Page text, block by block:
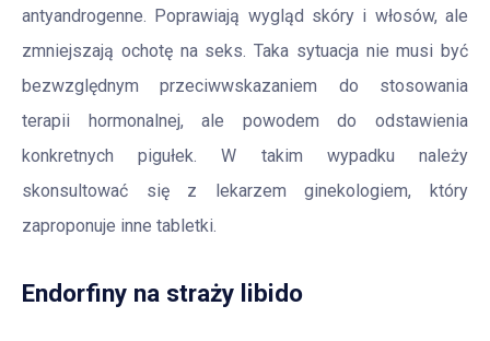
antyandrogenne. Poprawiają wygląd skóry i włosów, ale
zmniejszają ochotę na seks. Taka sytuacja nie musi być
bezwzględnym przeciwwskazaniem do stosowania
terapii hormonalnej, ale powodem do odstawienia
konkretnych pigułek. W takim wypadku należy
skonsultować się z lekarzem ginekologiem, który
zaproponuje inne tabletki.
Endorfiny na straży libido